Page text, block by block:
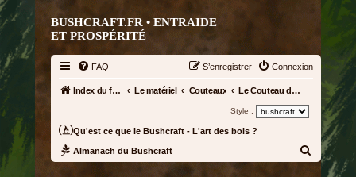
BUSHCRAFT.FR • ENTRAIDE
ET PROSPÉRITÉ
FAQ Connexion
S’enregistrer
Index du forum Le matériel Couteaux Le Couteau du Forum
Style :
Qu'est ce que le Bushcraft - L'art des bois ?
Almanach du Bushcraft